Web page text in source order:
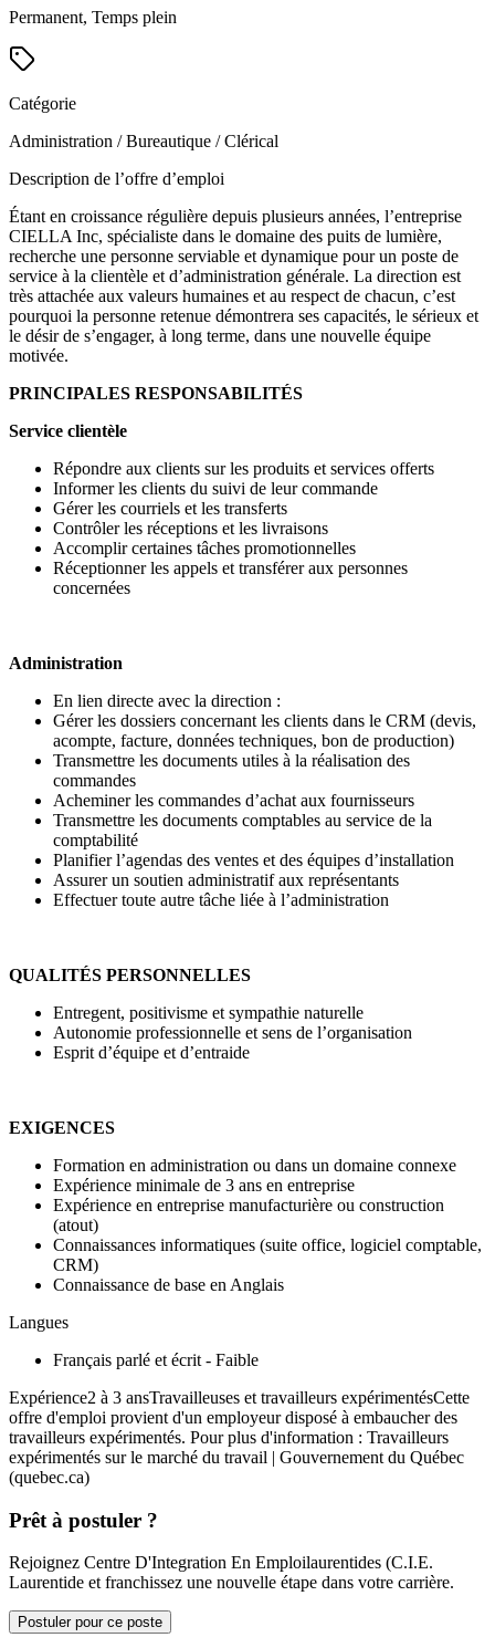
Permanent, Temps plein
Catégorie
Administration / Bureautique / Clérical
Description de l’offre d’emploi
Étant en croissance régulière depuis plusieurs années, l’entreprise
CIELLA Inc, spécialiste dans le domaine des puits de lumière,
recherche une personne serviable et dynamique pour un poste de
service à la clientèle et d’administration générale. La direction est
très attachée aux valeurs humaines et au respect de chacun, c’est
pourquoi la personne retenue démontrera ses capacités, le sérieux et
le désir de s’engager, à long terme, dans une nouvelle équipe
motivée.
PRINCIPALES RESPONSABILITÉS
Service clientèle
Répondre aux clients sur les produits et services offerts
Informer les clients du suivi de leur commande
Gérer les courriels et les transferts
Contrôler les réceptions et les livraisons
Accomplir certaines tâches promotionnelles
Réceptionner les appels et transférer aux personnes
concernées
Administration
En lien directe avec la direction :
Gérer les dossiers concernant les clients dans le CRM (devis,
acompte, facture, données techniques, bon de production)
Transmettre les documents utiles à la réalisation des
commandes
Acheminer les commandes d’achat aux fournisseurs
Transmettre les documents comptables au service de la
comptabilité
Planifier l’agendas des ventes et des équipes d’installation
Assurer un soutien administratif aux représentants
Effectuer toute autre tâche liée à l’administration
QUALITÉS PERSONNELLES
Entregent, positivisme et sympathie naturelle
Autonomie professionnelle et sens de l’organisation
Esprit d’équipe et d’entraide
EXIGENCES
Formation en administration ou dans un domaine connexe
Expérience minimale de 3 ans en entreprise
Expérience en entreprise manufacturière ou construction
(atout)
Connaissances informatiques (suite office, logiciel comptable,
CRM)
Connaissance de base en Anglais
Langues
Français parlé et écrit - Faible
Expérience2 à 3 ansTravailleuses et travailleurs expérimentésCette
offre d'emploi provient d'un employeur disposé à embaucher des
travailleurs expérimentés. Pour plus d'information : Travailleurs
expérimentés sur le marché du travail | Gouvernement du Québec
(quebec.ca)
Prêt à postuler ?
Rejoignez Centre D'Integration En Emploilaurentides (C.I.E.
Laurentide et franchissez une nouvelle étape dans votre carrière.
Postuler pour ce poste